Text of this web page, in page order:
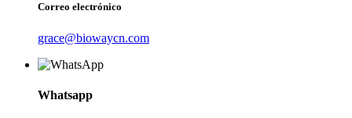
Correo electrónico
grace@biowaycn.com
Whatsapp